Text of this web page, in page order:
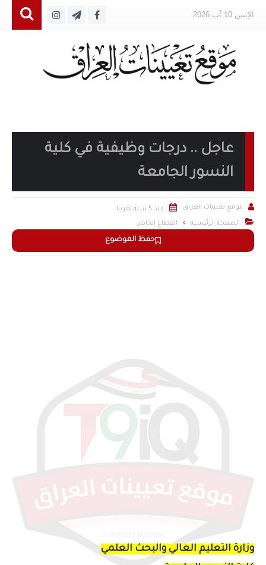
الإثنين 10 آب 2026
عاجل .. درجات وظيفية في كلية
النسور الجامعة
حفظ الموضوع
 موقع تعيينات العراق  منذ 5 سنة تقريبا
 الصفحة الرئيسية القطاع الخاص
وزارة التعليم العالي والبحث العلمي